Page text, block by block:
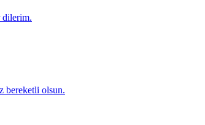
dilerim.
bereketli olsun.